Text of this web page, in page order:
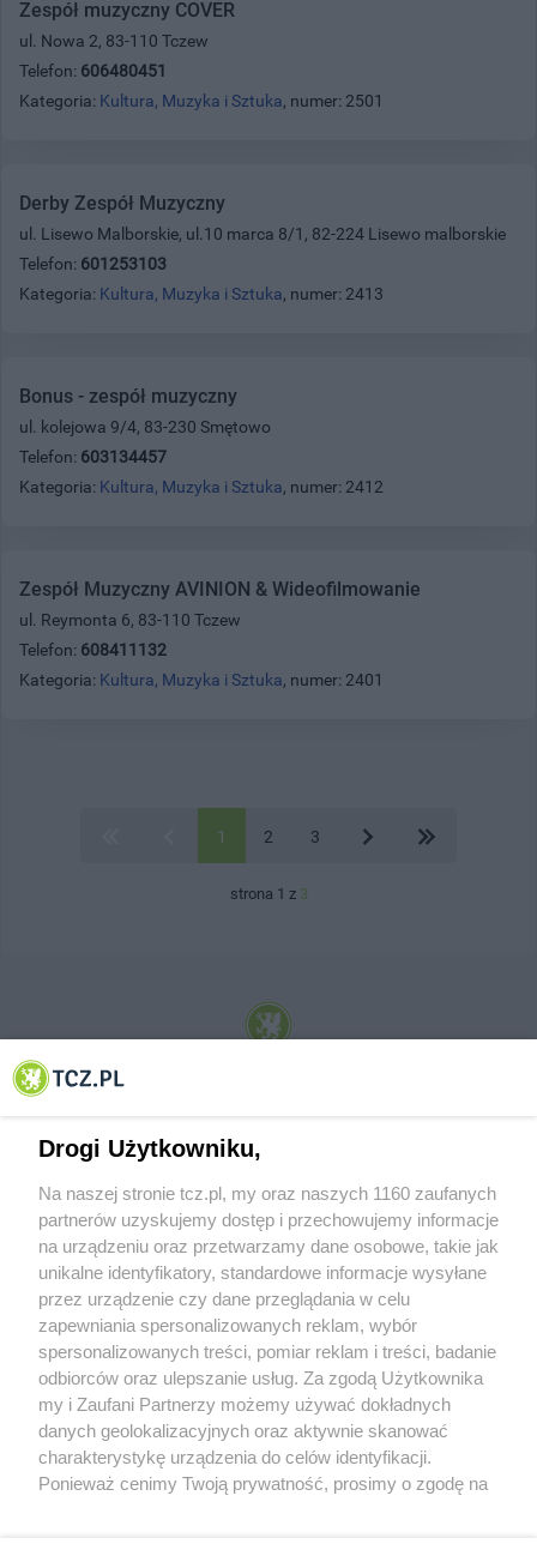
Zespół muzyczny COVER
ul. Nowa 2, 83-110 Tczew
Telefon: 606480451
Kategoria: Kultura, Muzyka i Sztuka, numer: 2501
Derby Zespół Muzyczny
ul. Lisewo Malborskie, ul.10 marca 8/1, 82-224 Lisewo malborskie
Telefon: 601253103
Kategoria: Kultura, Muzyka i Sztuka, numer: 2413
Bonus - zespół muzyczny
ul. kolejowa 9/4, 83-230 Smętowo
Telefon: 603134457
Kategoria: Kultura, Muzyka i Sztuka, numer: 2412
Zespół Muzyczny AVINION & Wideofilmowanie
ul. Reymonta 6, 83-110 Tczew
Telefon: 608411132
Kategoria: Kultura, Muzyka i Sztuka, numer: 2401
1 2 3
strona 1 z 3
© 2001-2026 Tczew - TCZ.PL Sp. z o.o. Internetowy Serwis Informacyjny Miasta
O FIRMIE POLITYKA PRYWATNOŚCI HOSTING
REKLAMA WSPÓŁPRACA RSS FACEBOOK KONTAKT
Nasze serwisy
Aktualności
Tcz24
Muzyka i kultura
Archiwum wydarzeń
Drogi Użytkowniku,
Na naszej stronie tcz.pl, my oraz naszych 1160 zaufanych
partnerów uzyskujemy dostęp i przechowujemy informacje
na urządzeniu oraz przetwarzamy dane osobowe, takie jak
unikalne identyfikatory, standardowe informacje wysyłane
przez urządzenie czy dane przeglądania w celu
zapewniania spersonalizowanych reklam, wybór
spersonalizowanych treści, pomiar reklam i treści, badanie
odbiorców oraz ulepszanie usług. Za zgodą Użytkownika
my i Zaufani Partnerzy możemy używać dokładnych
danych geolokalizacyjnych oraz aktywnie skanować
charakterystykę urządzenia do celów identyfikacji.
Ponieważ cenimy Twoją prywatność, prosimy o zgodę na